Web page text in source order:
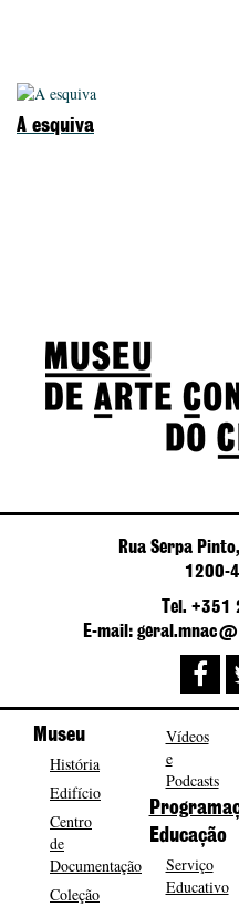
A esquiva
Rua Serpa
1200-
Tel.
E-mail:
Museu
História
Edifício
Centro
de
Documentação
Coleção
Vídeos
e
Podcasts
Educação
Serviço
Educativo